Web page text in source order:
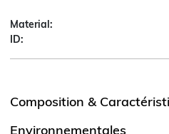
Material:
ID:
Composition &
Environnementales